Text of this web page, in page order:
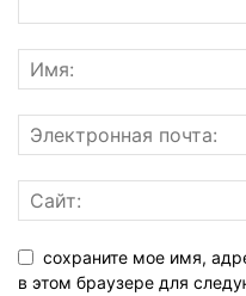
сохраните мое имя,
в этом браузере для